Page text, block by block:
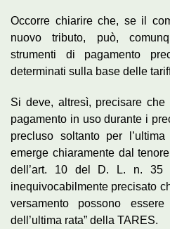
Occorre chiarire che, se il
nuovo tributo, può,
strumenti di pagamento
determinati sulla base delle
Si deve, altresì, precisare che
pagamento in uso durante i
precluso soltanto per
emerge chiaramente dal
dell’art. 10 del D. L. n. 35
inequivocabilmente precisato
versamento possono
dell’ultima rata” della TARES.